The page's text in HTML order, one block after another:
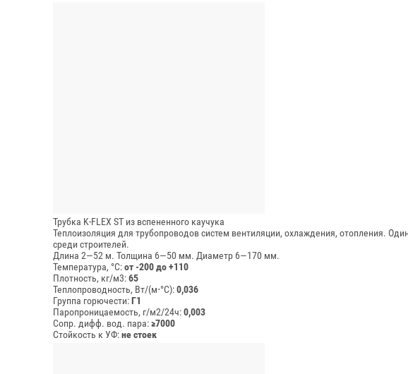
Трубка K-FLEX ST из вспененного каучука
Теплоизоляция для трубопроводов систем вентиляции, охлаждения, отопления.
среди строителей.
Длина 2—52 м. Толщина 6—50 мм. Диаметр 6—170 мм.
Температура, °C:от -200 до +110
Плотность, кг/м3:65
Теплопроводность, Вт/(м⋅°С):0,036
Группа горючести:Г1
Паропроницаемость, г/м2/24ч:0,003
Сопр. дифф. вод. пара:≥7000
Стойкость к УФ:не стоек